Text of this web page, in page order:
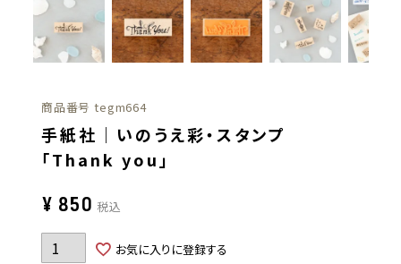
商品番号 tegm664
手紙社｜いのうえ彩・スタンプ
「Thank you」
¥ 850 税込
お気に入りに登録する